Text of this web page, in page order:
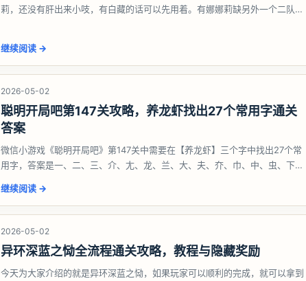
莉，还没有肝出来小吱，有白藏的话可以先用着。有娜娜莉缺另外一个二队C
继续阅读 →
2026-05-02
聪明开局吧第147关攻略，养龙虾找出27个常用字通关
答案
微信小游戏《聪明开局吧》第147关中需要在【养龙虾】三个字中找出27个常
用字，答案是一、二、三、介、尢、龙、兰、大、夫、夰、巾、中、虫、下、
继续阅读 →
2026-05-02
异环深蓝之恸全流程通关攻略，教程与隐藏奖励
今天为大家介绍的就是异环深蓝之恸，如果玩家可以顺利的完成，就可以拿到